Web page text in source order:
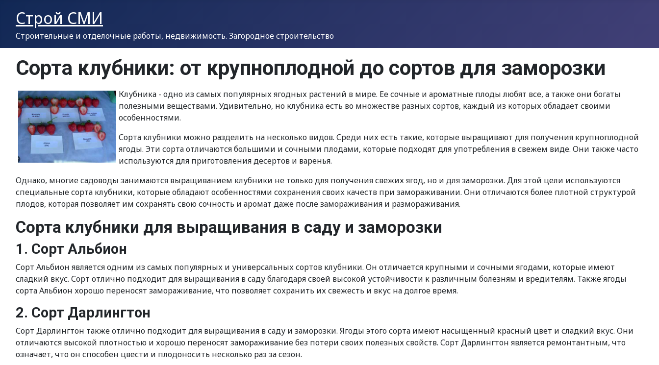
Строй СМИ
Строительные и отделочные работы, недвижимость. Загородное строительство
Сорта клубники: от крупноплодной до сортов для заморозки
Клубника - одно из самых популярных ягодных растений в мире. Ее сочные и ароматные плоды любят все, а также они богаты
полезными веществами. Удивительно, но клубника есть во множестве разных сортов, каждый из которых обладает своими
особенностями.
Сорта клубники можно разделить на несколько видов. Среди них есть такие, которые выращивают для получения крупноплодной
ягоды. Эти сорта отличаются большими и сочными плодами, которые подходят для употребления в свежем виде. Они также часто
используются для приготовления десертов и варенья.
Однако, многие садоводы занимаются выращиванием клубники не только для получения свежих ягод, но и для заморозки. Для этой цели используются
специальные сорта клубники, которые обладают особенностями сохранения своих качеств при замораживании. Они отличаются более плотной структурой
плодов, которая позволяет им сохранять свою сочность и аромат даже после замораживания и размораживания.
Сорта клубники для выращивания в саду и заморозки
1. Сорт Альбион
Сорт Альбион является одним из самых популярных и универсальных сортов клубники. Он отличается крупными и сочными ягодами, которые имеют
сладкий вкус. Сорт отлично подходит для выращивания в саду благодаря своей высокой устойчивости к различным болезням и вредителям. Также ягоды
сорта Альбион хорошо переносят замораживание, что позволяет сохранить их свежесть и вкус на долгое время.
2. Сорт Дарлингтон
Сорт Дарлингтон также отлично подходит для выращивания в саду и заморозки. Ягоды этого сорта имеют насыщенный красный цвет и сладкий вкус. Они
отличаются высокой плотностью и хорошо переносят замораживание без потери своих полезных свойств. Сорт Дарлингтон является ремонтантным, что
означает, что он способен цвести и плодоносить несколько раз за сезон.